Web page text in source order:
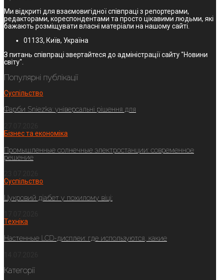
Ми відкриті для взаємовигідної співпраці з репортерами,
редакторами, кореспондентами та просто цікавими людьми, які
бажають розміщувати власні матеріали на нашому сайті.
01133, Київ, Україна
З питань співпраці звертайтеся до адміністрації сайту "Новини
світу".
Популярні публікації
Суспільство
Фарби Sniezka: універсальні рішення для
Бізнес та економіка
Промышленные солнечные электростанции: современное
решение
Суспільство
Цукровий діабет у похилому віці:
Техніка
Настенные LCD-дисплеи: где используются, какие
Категорії